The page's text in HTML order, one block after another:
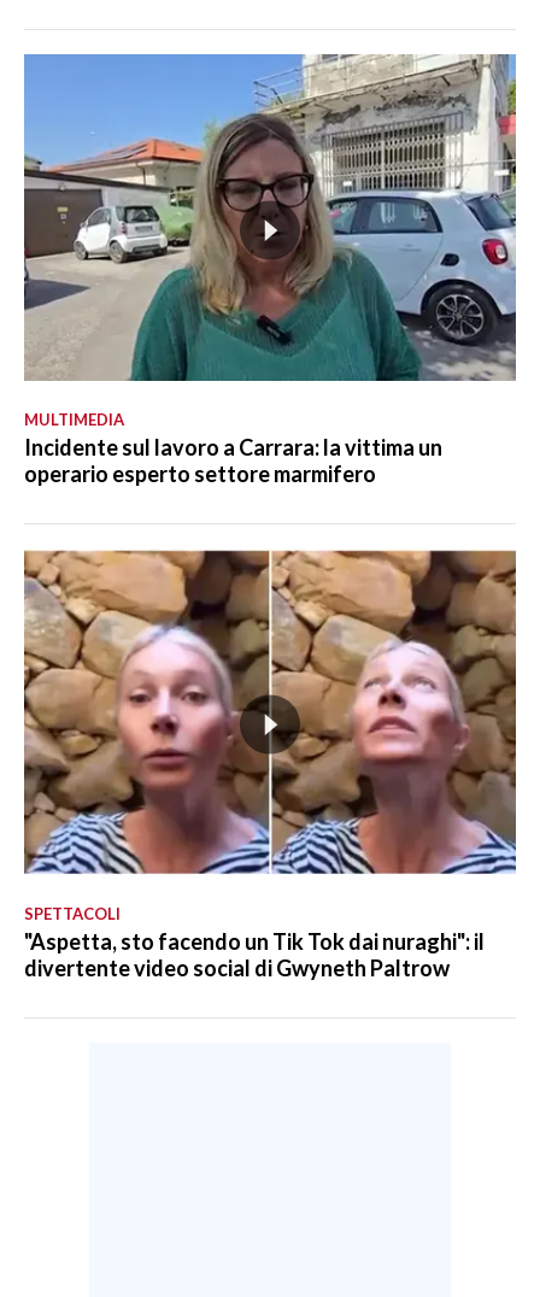
MULTIMEDIA
Incidente sul lavoro a Carrara: la vittima un
operario esperto settore marmifero
SPETTACOLI
"Aspetta, sto facendo un Tik Tok dai nuraghi": il
divertente video social di Gwyneth Paltrow